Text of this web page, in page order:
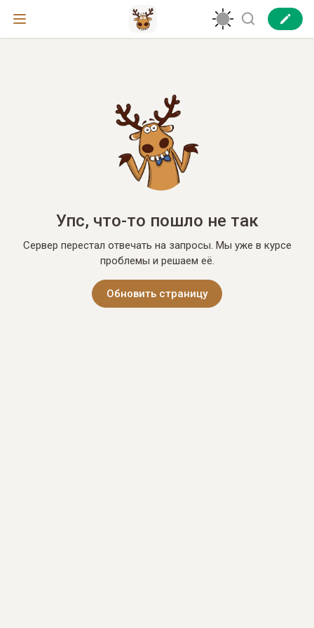
Упс, что-то пошло не так
Сервер перестал отвечать на запросы. Мы уже в курсе
проблемы и решаем её.
Обновить страницу